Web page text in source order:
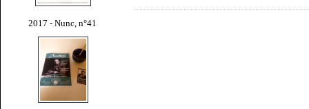
2017 - Nunc, n°41